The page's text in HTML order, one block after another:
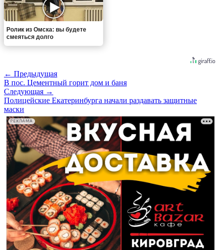
Ролик из Омска: вы будете
смеяться долго
← Предыдущая
В пос. Цементный горит дом и баня
Следующая →
Полицейские Екатеринбурга начали раздавать защитные
маски
РЕКЛАМА